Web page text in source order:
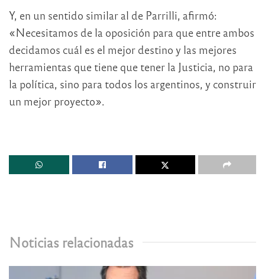
Y, en un sentido similar al de Parrilli, afirmó:
«Necesitamos de la oposición para que entre ambos
decidamos cuál es el mejor destino y las mejores
herramientas que tiene que tener la Justicia, no para
la política, sino para todos los argentinos, y construir
un mejor proyecto».
Noticias relacionadas